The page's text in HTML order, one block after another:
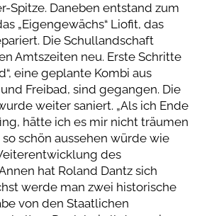
Spitze. Daneben entstand zum
„Eigengewächs“ Liofit, das
Die Schullandschaft
Amtszeiten neu. Erste Schritte
eine geplante Kombi aus
Freibad, sind gegangen. Die
weiter saniert. „Als ich Ende
hätte ich es mir nicht träumen
so schön aussehen würde wie
des
hat Roland Dantz sich
werde man zwei historische
von den Staatlichen